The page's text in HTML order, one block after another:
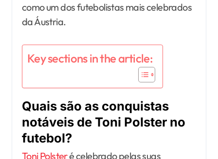
como um dos futebolistas mais celebrados
da Áustria.
Key sections in the article:
Quais são as conquistas
notáveis de Toni Polster no
futebol?
Toni Polsteré celebrado pelas suas